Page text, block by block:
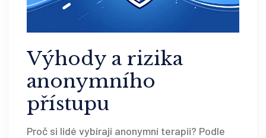
Výhody a rizika
anonymního
přístupu
Proč si lidé vybírají anonymní terapii? Podle